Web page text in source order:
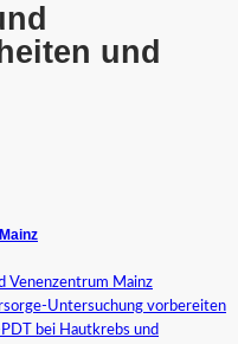
und
Venenzentrum Mainz
Untersuchung vorbereiten
bei Hautkrebs und